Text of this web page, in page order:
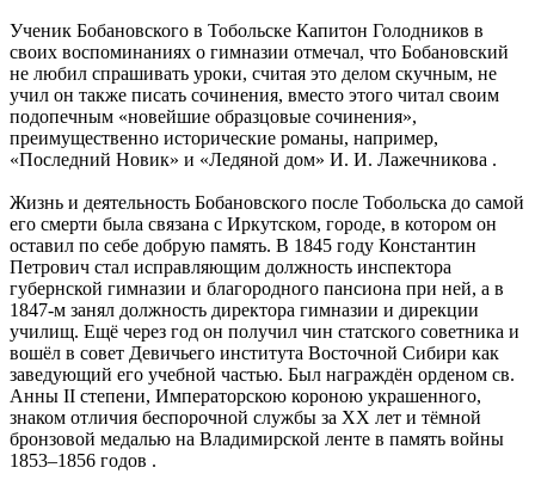
Ученик Бобановского в Тобольске Капитон Голодников в
своих воспоминаниях о гимназии отмечал, что Бобановский
не любил спрашивать уроки, считая это делом скучным, не
учил он также писать сочинения, вместо этого читал своим
подопечным «новейшие образцовые сочинения»,
преимущественно исторические романы, например,
«Последний Новик» и «Ледяной дом» И. И. Лажечникова .
Жизнь и деятельность Бобановского после Тобольска до самой
его смерти была связана с Иркутском, городе, в котором он
оставил по себе добрую память. В 1845 году Константин
Петрович стал исправляющим должность инспектора
губернской гимназии и благородного пансиона при ней, а в
1847-м занял должность директора гимназии и дирекции
училищ. Ещё через год он получил чин статского советника и
вошёл в совет Девичьего института Восточной Сибири как
заведующий его учебной частью. Был награждён орденом св.
Анны II степени, Императорскою короною украшенного,
знаком отличия беспорочной службы за ХХ лет и тёмной
бронзовой медалью на Владимирской ленте в память войны
1853–1856 годов .